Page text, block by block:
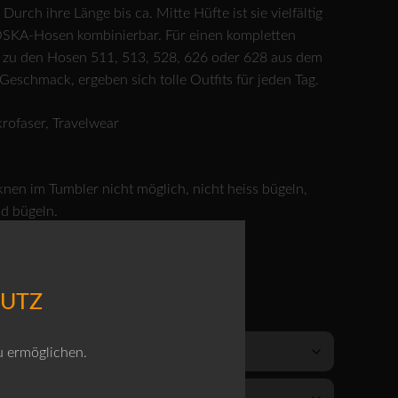
Durch ihre Länge bis ca. Mitte Hüfte ist sie vielfältig
Hosen kombinierbar. Für einen kompletten
den Hosen 511, 513, 528, 626 oder 628 aus dem
ergeben sich tolle Outfits für jeden Tag.
Travelwear
im Tumbler nicht möglich, nicht heiss bügeln,
bügeln.
ZUR JACKE DIE HOSE 511!
ermöglichen.